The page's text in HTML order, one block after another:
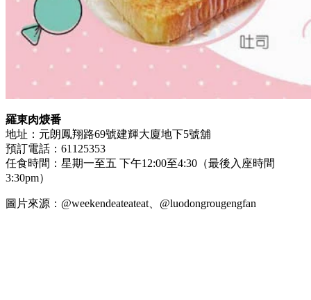
羅東肉焿番
地址：元朗鳳翔路69號建輝大廈地下5號舖
預訂電話：61125353
任食時間：星期一至五 下午12:00至4:30（最後入座時間
3:30pm）
圖片來源：@weekendeateateat、@luodongrougengfan